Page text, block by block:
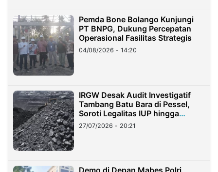
Pemda Bone Bolango Kunjungi
PT BNPG, Dukung Percepatan
Operasional Fasilitas Strategis
04/08/2026 - 14:20
IRGW Desak Audit Investigatif
Tambang Batu Bara di Pessel,
Soroti Legalitas IUP hingga
Stockpile
27/07/2026 - 20:21